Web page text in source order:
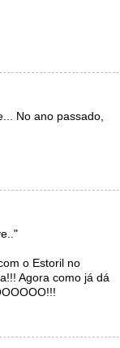
No ano passado,
o Estoril no
Agora como já dá